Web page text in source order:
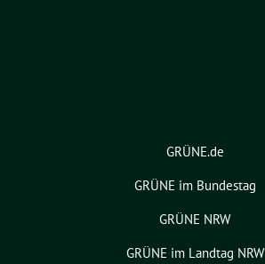
GRÜNE.de
GRÜNE im Bundestag
GRÜNE NRW
GRÜNE im Landtag NRW